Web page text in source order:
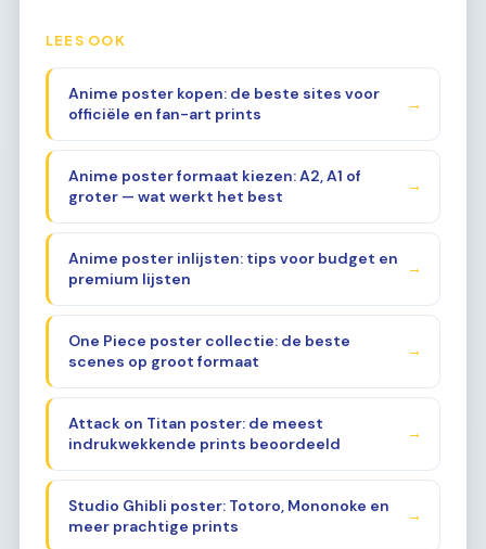
LEES OOK
Anime poster kopen: de beste sites voor
officiële en fan-art prints
→
Anime poster formaat kiezen: A2, A1 of
groter — wat werkt het best
→
Anime poster inlijsten: tips voor budget en
premium lijsten
→
One Piece poster collectie: de beste
scenes op groot formaat
→
Attack on Titan poster: de meest
indrukwekkende prints beoordeeld
→
Studio Ghibli poster: Totoro, Mononoke en
meer prachtige prints
→